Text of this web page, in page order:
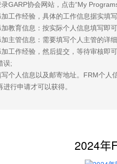
录GARP协会网站，点击“My
加工作经验，具体的工作信息据实填
教育信息：按实际个人信息填写即
主管信息：需要填写个人主管的详
加工作经验，然后提交，等待审核即
误;
个人信息以及邮寄地址。FRM个人
进行申请才可以获得。